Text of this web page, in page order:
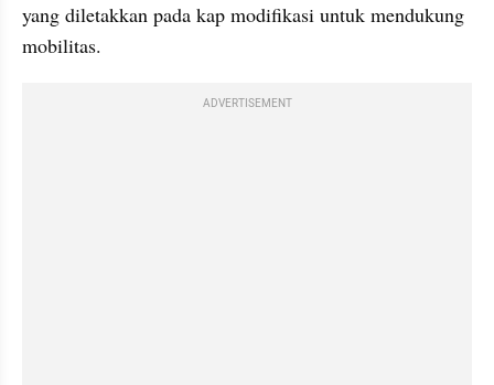
yang diletakkan pada kap modifikasi untuk mendukung
mobilitas.
ADVERTISEMENT